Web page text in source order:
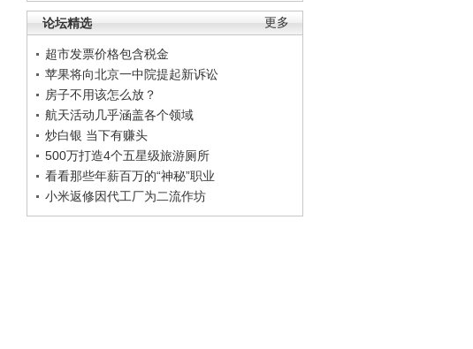
更多
论坛精选
超市发票价格包含税金
苹果将向北京一中院提起新诉讼
房子不用该怎么放？
航天活动几乎涵盖各个领域
炒白银 当下有赚头
500万打造4个五星级旅游厕所
看看那些年薪百万的“神秘”职业
小米返修因代工厂为二流作坊